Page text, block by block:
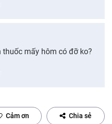
thuốc mấy hôm có đỡ ko?
Cảm ơn Chia sẻ